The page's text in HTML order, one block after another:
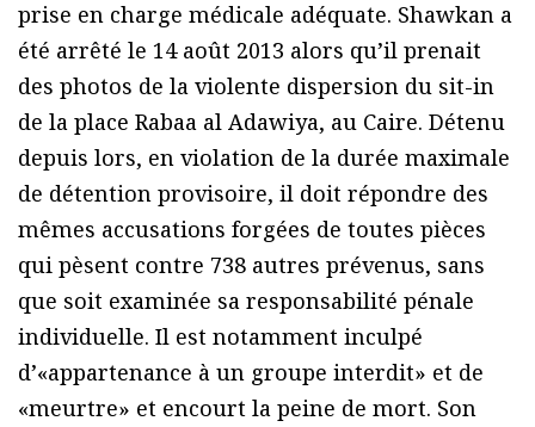
prise en charge médicale adéquate. Shawkan a
été arrêté le 14 août 2013 alors qu’il prenait
des photos de la violente dispersion du sit-in
de la place Rabaa al Adawiya, au Caire. Détenu
depuis lors, en violation de la durée maximale
de détention provisoire, il doit répondre des
mêmes accusations forgées de toutes pièces
qui pèsent contre 738 autres prévenus, sans
que soit examinée sa responsabilité pénale
individuelle. Il est notamment inculpé
d’«appartenance à un groupe interdit» et de
«meurtre» et encourt la peine de mort. Son